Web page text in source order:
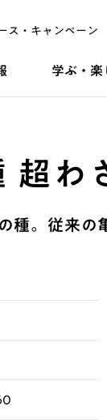
学ぶ・ 楽
ス・ キャンペーン
超わ
種。従来の